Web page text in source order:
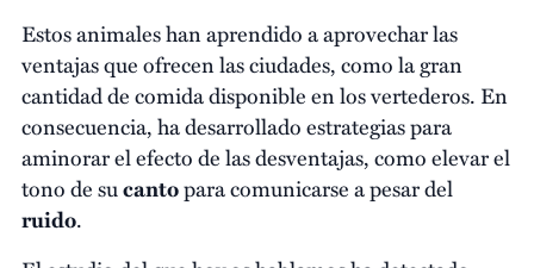
Estos animales han aprendido a aprovechar las
ventajas que ofrecen las ciudades, como la gran
cantidad de comida disponible en los vertederos. En
consecuencia, ha desarrollado estrategias para
aminorar el efecto de las desventajas, como elevar el
tono de sucantopara comunicarse a pesar del
ruido.